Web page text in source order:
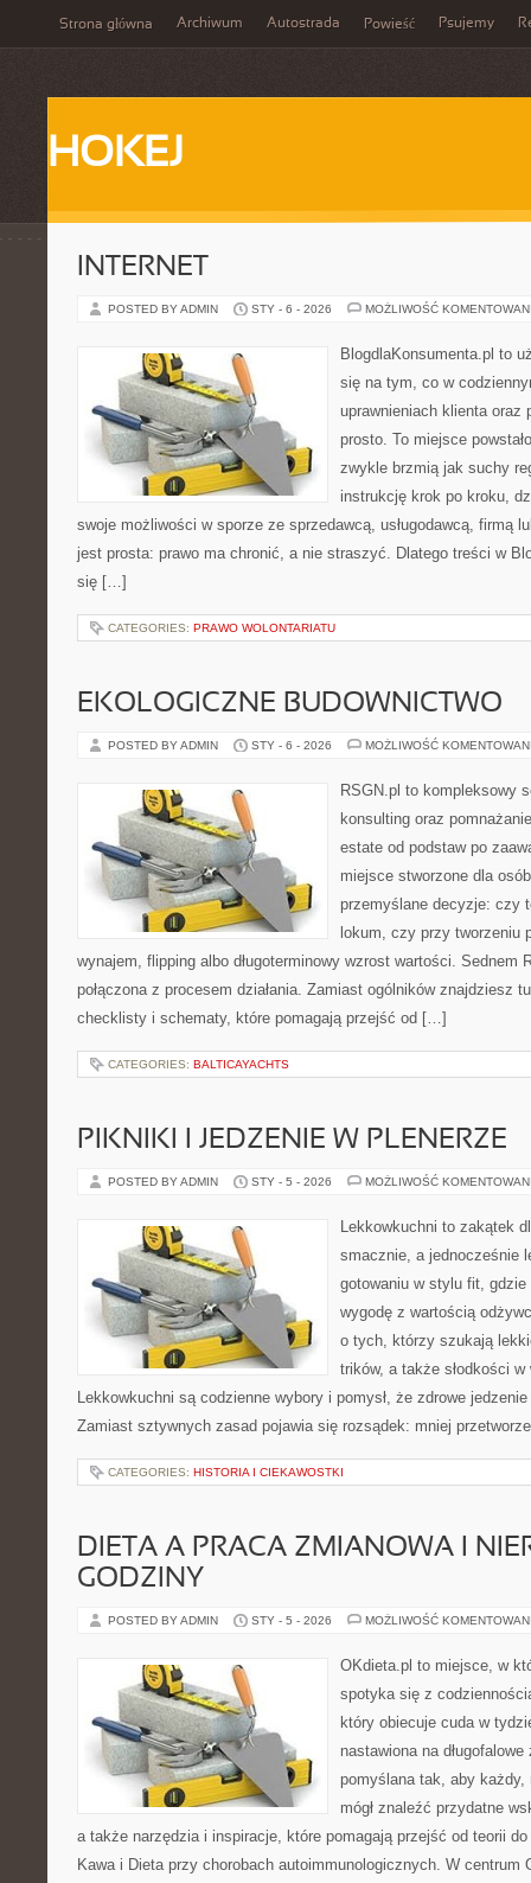
Strona główna Archiwum Autostrada Powieść Psujemy
HOKEJ
INTERNET
POSTED BY ADMIN STY - 6 - 2026 MOŻLIWOŚĆ
BlogdlaKonsumenta.pl to
się na tym, co w
uprawnieniach klienta oraz
prosto. To miejsce
zwykle brzmią jak suchy
instrukcję krok po kroku,
swoje możliwości w sporze ze sprzedawcą, usługodawcą, firmą
jest prosta: prawo ma chronić, a nie straszyć. Dlatego treści w
się […]
CATEGORIES: PRAWO WOLONTARIATU
EKOLOGICZNE BUDOWNICTWO
POSTED BY ADMIN STY - 6 - 2026 MOŻLIWOŚĆ
RSGN.pl to kompleksowy
konsulting oraz
estate od podstaw po
miejsce stworzone dla
przemyślane decyzje: czy
lokum, czy przy tworzeniu
wynajem, flipping albo długoterminowy wzrost wartości. Sednem
połączona z procesem działania. Zamiast ogólników znajdziesz
checklisty i schematy, które pomagają przejść od […]
CATEGORIES: BALTICAYACHTS
PIKNIKI I JEDZENIE W PLENERZE
POSTED BY ADMIN STY - 5 - 2026 MOŻLIWOŚĆ
Lekkowkuchni to zakątek
smacznie, a jednocześnie
gotowaniu w stylu fit, gdzie
wygodę z wartością
o tych, którzy szukają
trików, a także słodkości
Lekkowkuchni są codzienne wybory i pomysł, że zdrowe
Zamiast sztywnych zasad pojawia się rozsądek: mniej
CATEGORIES: HISTORIA I CIEKAWOSTKI
DIETA A PRACA ZMIANOWA I
GODZINY
POSTED BY ADMIN STY - 5 - 2026 MOŻLIWOŚĆ
OKdieta.pl to miejsce, w
spotyka się z
który obiecuje cuda w
nastawiona na
pomyślana tak, aby
mógł znaleźć przydatne
a także narzędzia i inspiracje, które pomagają przejść od teorii do
Kawa i Dieta przy chorobach autoimmunologicznych. W centrum